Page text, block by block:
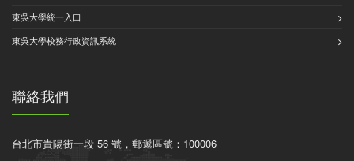
東吳大學統一入口
東吳大學校務行政資訊系統
聯絡我們
台北市貴陽街一段 56 號，郵遞區號：100006